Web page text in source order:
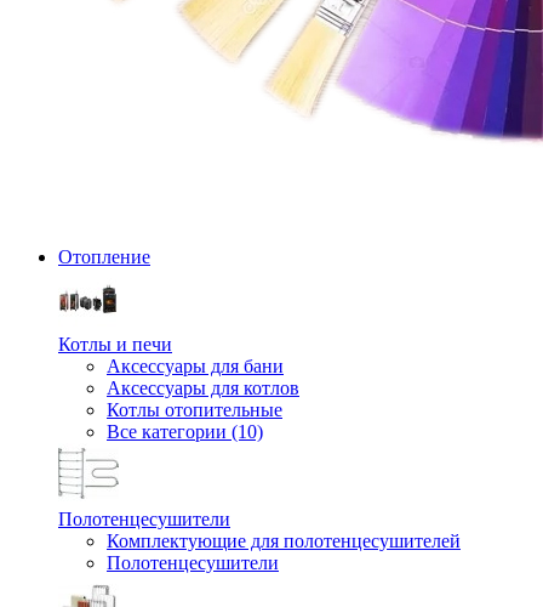
Отопление
Котлы и печи
Аксессуары для бани
Аксессуары для котлов
Котлы отопительные
Все категории (10)
Полотенцесушители
Комплектующие для полотенцесушителей
Полотенцесушители